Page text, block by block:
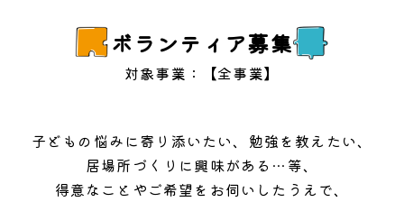
ボランティア募集
対象事業：【全事業】
子どもの悩みに寄り添いたい、 勉強を教えたい、
居場所づくりに興味がある…等、
得意なことやご希望を お伺いしたうえで、